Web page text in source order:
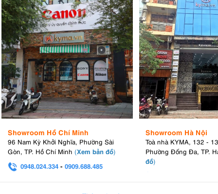
Showroom Hồ Chí Minh
96 Nam Kỳ Khởi Nghĩa, Phường Sài
Gòn, TP. Hồ Chí Minh (Xem bản đồ)
0948.024.334 - 0909.688.485
Showroom Hà Nội
Toà nhà KYMA, 132 -
Phường Đống Đa, TP.
đồ)